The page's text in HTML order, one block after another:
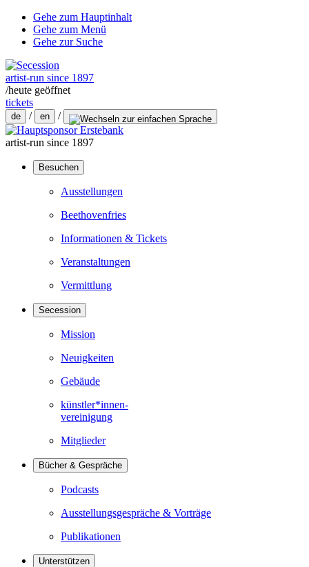
Gehe zum Hauptinhalt
Gehe zum Menü
Gehe zur Suche
artist-run since 1897
/heute geöffnet
tickets
de / en /
artist-run since 1897
Besuchen
Ausstellungen
Beethovenfries
Informationen & Tickets
Veranstaltungen
Vermittlung
Secession
Mission
Neuigkeiten
Gebäude
künstler*innen-
vereinigung
Mitglieder
Bücher & Gespräche
Podcasts
Ausstellungsgespräche & Vorträge
Publikationen
Unterstützen